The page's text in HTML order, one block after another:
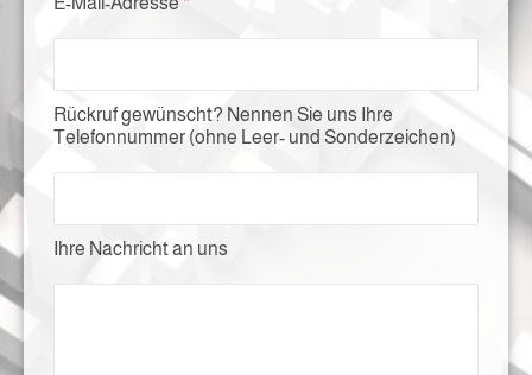
Rückruf gewünscht? Nennen Sie uns Ihre
Telefonnummer (ohne Leer- und Sonderzeichen)
Ihre Nachricht an uns